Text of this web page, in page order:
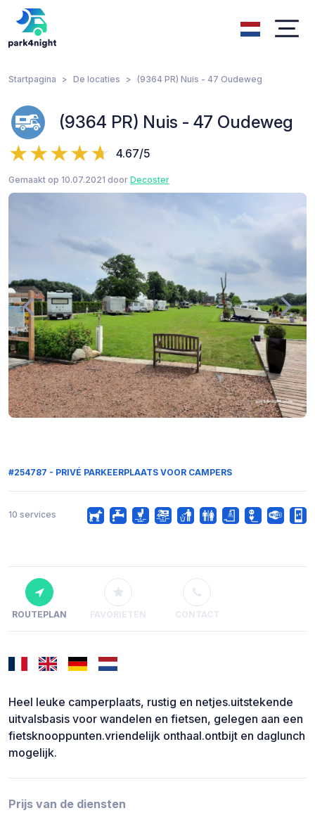
Startpagina De locaties (9364 PR) Nuis - 47 Oudeweg
(9364 PR) Nuis - 47 Oudeweg
4.67/5
Gemaakt op 10.07.2021 door Decoster
#254787 - PRIVÉ PARKEERPLAATS VOOR CAMPERS
10 services
ROUTEPLAN FAVORIETEN CONTACT
Heel leuke camperplaats, rustig en netjes.uitstekende
uitvalsbasis voor wandelen en fietsen, gelegen aan een
fietsknooppunten.vriendelijk onthaal.ontbijt en daglunch
mogelijk.
Prijs van de diensten